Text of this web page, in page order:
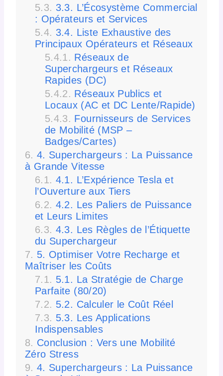
3.3. L’Écosystème Commercial
: Opérateurs et Services
3.4. Liste Exhaustive des
Principaux Opérateurs et Réseaux
Réseaux de
Superchargeurs et Réseaux
Rapides (DC)
Réseaux Publics et
Locaux (AC et DC Lente/Rapide)
Fournisseurs de Services
de Mobilité (MSP –
Badges/Cartes)
4. Superchargeurs : La Puissance
à Grande Vitesse
4.1. L’Expérience Tesla et
l’Ouverture aux Tiers
4.2. Les Paliers de Puissance
et Leurs Limites
4.3. Les Règles de l’Étiquette
du Superchargeur
5. Optimiser Votre Recharge et
Maîtriser les Coûts
5.1. La Stratégie de Charge
Parfaite (80/20)
5.2. Calculer le Coût Réel
5.3. Les Applications
Indispensables
Conclusion : Vers une Mobilité
Zéro Stress
4. Superchargeurs : La Puissance